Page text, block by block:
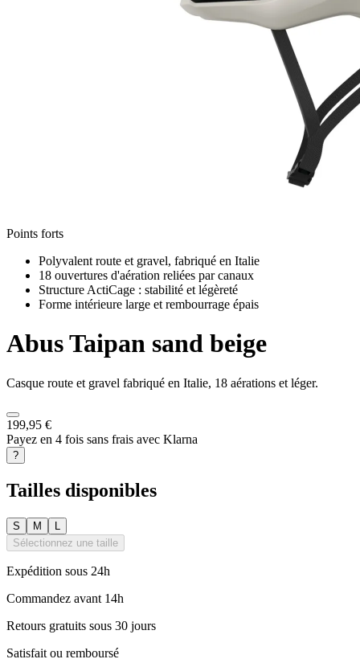
Points forts
Polyvalent route et gravel, fabriqué en Italie
18 ouvertures d'aération reliées par canaux
Structure ActiCage : stabilité et légèreté
Forme intérieure large et rembourrage épais
AbusTaipan sand beige
Casque route et gravel fabriqué en Italie, 18 aérations et léger.
199,95 €
Payez en 4 fois sans frais avec Klarna
?
Tailles disponibles
S M
L
Sélectionnez une taille
Expédition sous 24h
Commandez avant 14h
Retours gratuits sous 30 jours
Satisfait ou remboursé